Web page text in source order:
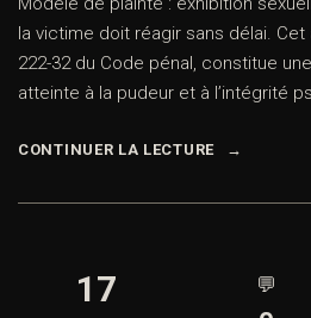
la victime doit réagir sans délai. Cet
222-32 du Code pénal, constitue
atteinte à la pudeur et à l’intégrité
CONTINUER LA LECTURE
17 💬